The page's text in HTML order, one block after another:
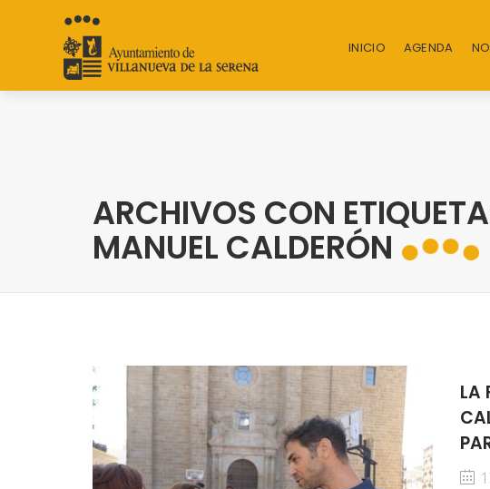
INICIO AGENDA
ARCHIVOS CON
MANUEL CALDERÓN
LA